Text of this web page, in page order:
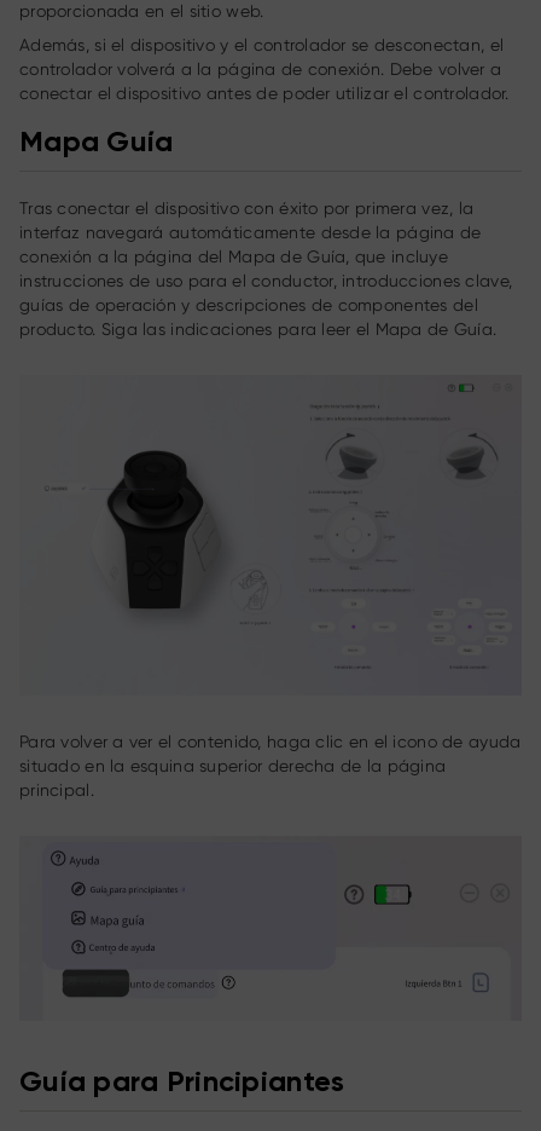
proporcionada en el sitio web.
Además, si el dispositivo y el controlador se desconectan, el
controlador volverá a la página de conexión. Debe volver a
conectar el dispositivo antes de poder utilizar el controlador.
Mapa Guía
Tras conectar el dispositivo con éxito por primera vez, la
interfaz navegará automáticamente desde la página de
conexión a la página del Mapa de Guía, que incluye
instrucciones de uso para el conductor, introducciones clave,
guías de operación y descripciones de componentes del
producto. Siga las indicaciones para leer el Mapa de Guía.
Para volver a ver el contenido, haga clic en el icono de ayuda
situado en la esquina superior derecha de la página
principal.
Guía para Principiantes